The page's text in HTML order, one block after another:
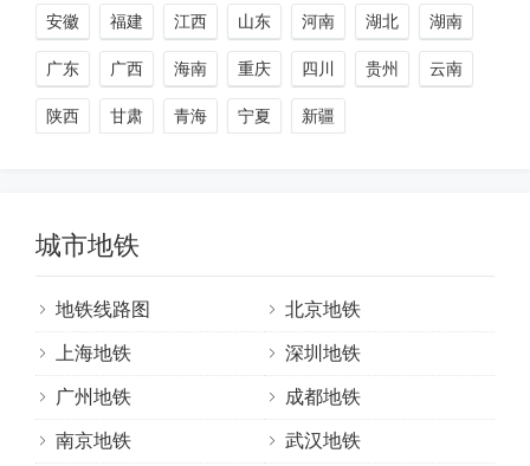
安徽 福建 江西 山东 河南 湖北 湖南
广东 广西 海南 重庆 四川 贵州 云南
陕西 甘肃 青海 宁夏 新疆
城市地铁
地铁线路图 北京地铁
上海地铁 深圳地铁
广州地铁 成都地铁
南京地铁 武汉地铁